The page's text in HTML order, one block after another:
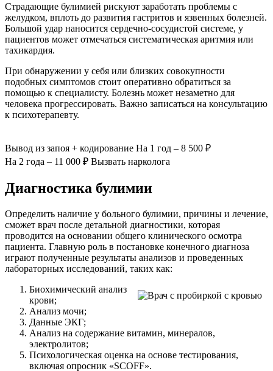
Страдающие булимией рискуют заработать проблемы с
желудком, вплоть до развития гастритов и язвенных болезней.
Большой удар наносится сердечно-сосудистой системе, у
пациентов может отмечаться систематическая аритмия или
тахикардия.
При обнаружении у себя или близких совокупности
подобных симптомов стоит оперативно обратиться за
помощью к специалисту. Болезнь может незаметно для
человека прогрессировать. Важно записаться на консультацию
к психотерапевту.
Вывод из запоя + кодирование На 1 год – 8 500 ₽
На 2 года – 11 000 ₽ Вызвать нарколога
Диагностика булимии
Определить наличие у больного булимии, причины и лечение,
сможет врач после детальной диагностики, которая
проводится на основании общего клинического осмотра
пациента. Главную роль в постановке конечного диагноза
играют полученные результаты анализов и проведенных
лабораторных исследований, таких как:
Биохимический анализ
крови;
Анализ мочи;
Данные ЭКГ;
Анализ на содержание витамин, минералов,
электролитов;
Психологическая оценка на основе тестирования,
включая опросник «SCOFF».